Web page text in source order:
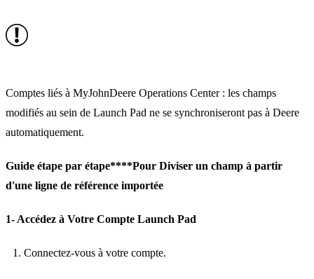
Comptes liés à MyJohnDeere Operations Center : les champs
modifiés au sein de Launch Pad ne se synchroniseront pas à Deere
automatiquement.
Guide étape par étape****Pour Diviser un champ à partir
d'une ligne de référence importée
1- Accédez à Votre Compte Launch Pad
Connectez-vous à votre compte.